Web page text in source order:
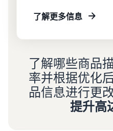
了解更多信息
了解哪些商品
率并根据优化
品信息进行更
提升高